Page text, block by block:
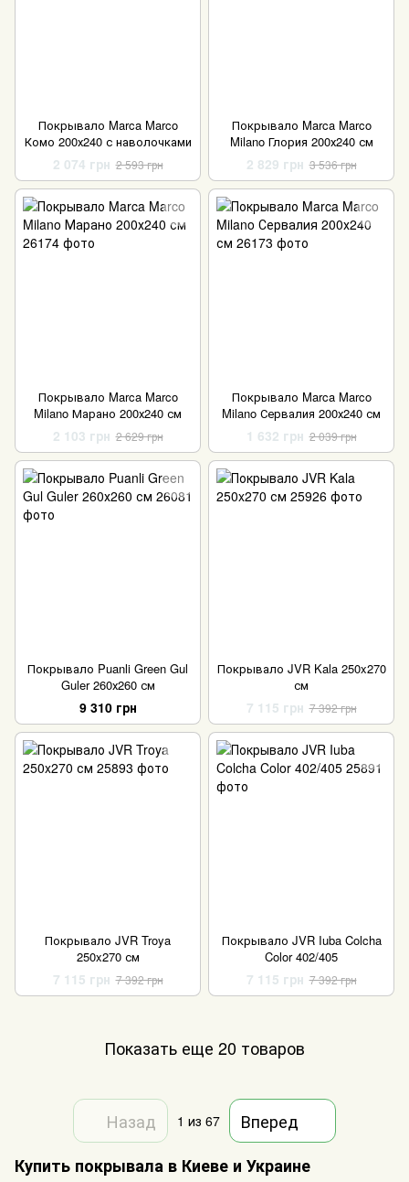
Покрывало Marca Marco
Комо 200х240 с наволочками
2 074 грн 2 593 грн
Покрывало Marca Marco
Milano Глория 200х240 см
2 829 грн 3 536 грн
Покрывало Marca Marco
Milano Марано 200х240 см
2 103 грн 2 629 грн
Покрывало Marca Marco
Milano Сервалия 200х240 см
1 632 грн 2 039 грн
Покрывало Puanli Green Gul
Guler 260х260 см
9 310 грн
Покрывало JVR Kala 250x270
см
7 115 грн 7 392 грн
Покрывало JVR Troya
250x270 см
7 115 грн 7 392 грн
Покрывало JVR Iuba Colcha
Color 402/405
7 115 грн 7 392 грн
Показать еще 20 товаров
Назад 1 из 67
Вперед
Купить покрывала в Киеве и Украине